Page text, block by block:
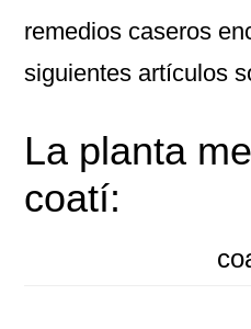
remedios caseros
siguientes artículos
La planta
coatí: